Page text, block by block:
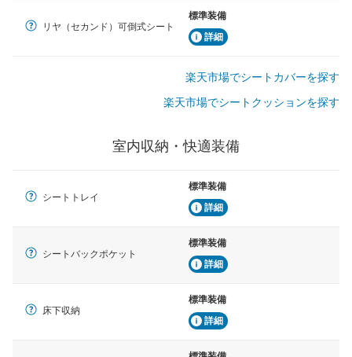
リヤ（セカンド）可倒式シート
標準装備
詳細
楽天市場でシートカバーを探す
楽天市場でシートクッションを探す
室内収納・快適装備
シートトレイ
標準装備
詳細
シートバックポケット
標準装備
詳細
床下収納
標準装備
詳細